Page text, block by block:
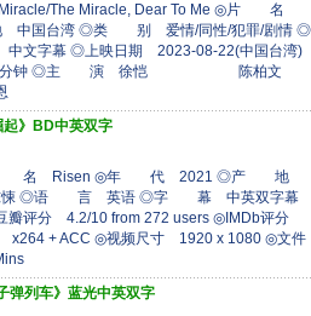
The Miracle, Dear To Me ◎片 名
台湾 ◎类 别 爱情/同性/犯罪/剧情 ◎
幕 ◎上映日期 2023-08-22(中国台湾)
分钟 ◎主 演 徐恺 陈柏文
》BD中英双字
名 Risen ◎年 代 2021 ◎产 地
悚 ◎语 言 英语 ◎字 幕 中英双字幕
评分 4.2/10 from 272 users ◎IMDb评分
x264 + ACC ◎视频尺寸 1920 x 1080 ◎文件
弹列车》蓝光中英双字